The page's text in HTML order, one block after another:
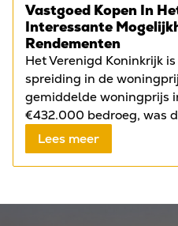
Vastgoed Kopen In
Interessante
Rendementen
Het Verenigd Koninkrijk
spreiding in de
gemiddelde woningprijs
€432.000 bedroeg, was
woningprijs in de UK
Lees meer